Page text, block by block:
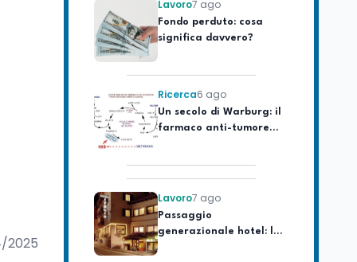
2025
Fondo perduto: cosa
significa davvero?
Ricerca6 ago
Un secolo di Warburg: il
farmaco anti-tumore
che accende la glicolisi
Lavoro7 ago
Passaggio
generazionale hotel: la
rivalutazione dei beni